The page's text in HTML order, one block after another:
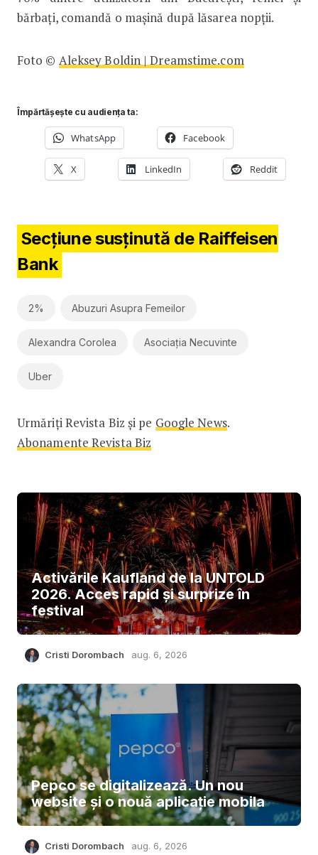
bărbați, comandă o mașină după lăsarea nopții.
Foto © Aleksey Boldin | Dreamstime.com
Împărtășește cu audiența ta:
WhatsApp Facebook
X LinkedIn Reddit
Secțiune susținută de Raiffeisen
Bank
2% Abuzuri Asupra Femeilor
Alexandra Corolea Asociația Necuvinte
Uber
Urmăriți Revista Biz și pe Google News.
Abonamente Revista Biz
Activările Kaufland de la UNTOLD
2026. Acces rapid și surprize în
festival
Cristi Dorombach aug. 6, 2026
Pepco se digitalizează. Un nou
website și o nouă aplicație mobila
Cristi Dorombach aug. 6, 2026